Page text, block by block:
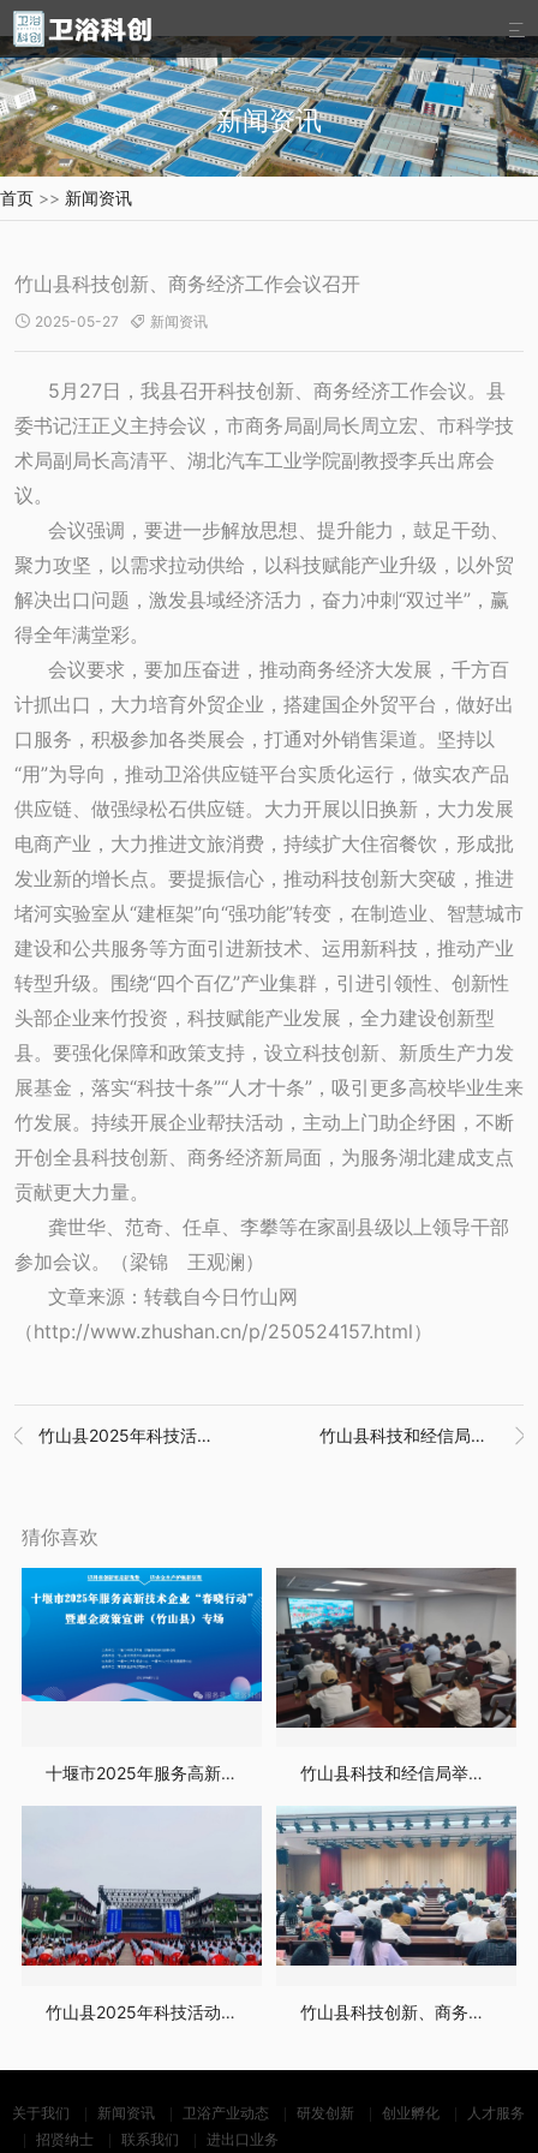

新闻资讯
首页 >> 新闻资讯
竹山县科技创新、商务经济工作会议召开
 2025-05-27  新闻资讯
5月27日，我县召开科技创新、商务经济工作会议。县
委书记汪正义主持会议，市商务局副局长周立宏、市科学技
术局副局长高清平、湖北汽车工业学院副教授李兵出席会
议。
会议强调，要进一步解放思想、提升能力，鼓足干劲、
聚力攻坚，以需求拉动供给，以科技赋能产业升级，以外贸
解决出口问题，激发县域经济活力，奋力冲刺“双过半”，赢
得全年满堂彩。
会议要求，要加压奋进，推动商务经济大发展，千方百
计抓出口，大力培育外贸企业，搭建国企外贸平台，做好出
口服务，积极参加各类展会，打通对外销售渠道。坚持以
“用”为导向，推动卫浴供应链平台实质化运行，做实农产品
供应链、做强绿松石供应链。大力开展以旧换新，大力发展
电商产业，大力推进文旅消费，持续扩大住宿餐饮，形成批
发业新的增长点。要提振信心，推动科技创新大突破，推进
堵河实验室从“建框架”向“强功能”转变，在制造业、智慧城市
建设和公共服务等方面引进新技术、运用新科技，推动产业
转型升级。围绕“四个百亿”产业集群，引进引领性、创新性
头部企业来竹投资，科技赋能产业发展，全力建设创新型
县。要强化保障和政策支持，设立科技创新、新质生产力发
展基金，落实“科技十条”“人才十条”，吸引更多高校毕业生来
竹发展。持续开展企业帮扶活动，主动上门助企纾困，不断
开创全县科技创新、商务经济新局面，为服务湖北建成支点
贡献更大力量。
龚世华、范奇、任卓、李攀等在家副县级以上领导干部
参加会议。（梁锦 王观澜）
文章来源：转载自今日竹山网
（http://www.zhushan.cn/p/250524157.html）
 竹山县2025年科技活动周暨全国科技工作者日活动启动仪式成功举办 
竹山县科技和经信局举办中小企业数字化转型大讲堂
猜你喜欢
十堰市2025年服务高新技术企业“春晓行动”暨惠企政策宣讲会竹山专场活动 竹山县科技和经信局举办中小企业数字化转型大讲堂
竹山县2025年科技活动周暨全国科技工作者日活动启动仪式成功举办 竹山县科技创新、商务经济工作会议召开
关于我们 新闻资讯 卫浴产业动态 研发创新 创业孵化
人才服务
招贤纳士
联系我们 进出口业务